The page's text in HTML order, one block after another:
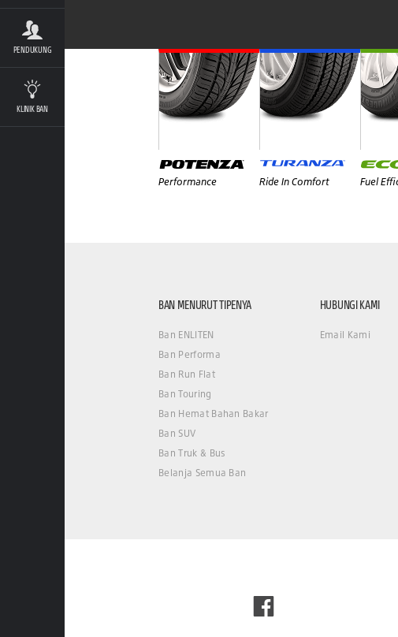
PENDUKUNG
KLINIK BAN
Performance Ride In Comfort Fuel
BAN MENURUT TIPENYA
Ban ENLITEN
Ban Performa
Ban Run Flat
Ban Touring
Ban Hemat Bahan Bakar
Ban SUV
Ban Truk & Bus
Belanja Semua Ban
HUBUNGI KAMI
Email Kami